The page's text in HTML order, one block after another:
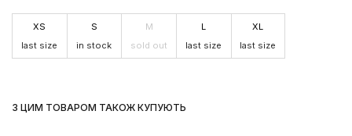
XS
last size
S
in stock
M
sold out
L
last size
XL
last size
З ЦИМ ТОВАРОМ ТАКОЖ КУПУЮТЬ